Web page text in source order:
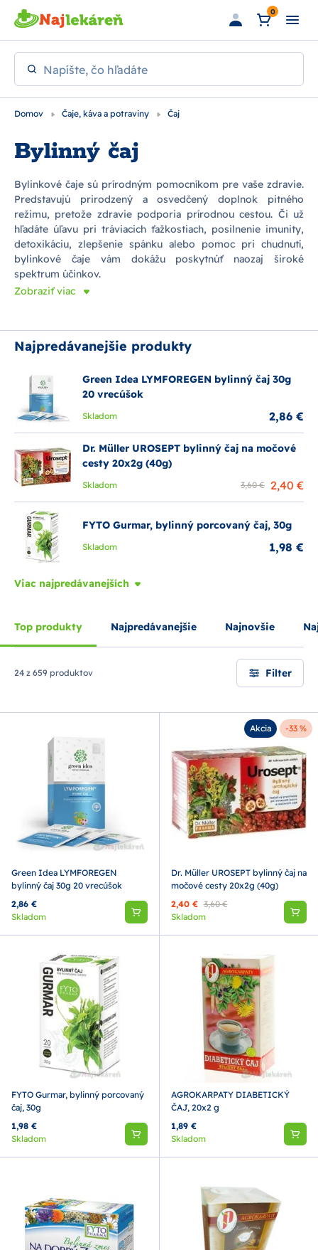
Preskočiť na hlavný obsah 0
Napíšte, čo hľadáte
Domov Čaje, káva a potraviny Čaj
Bylinný čaj
Bylinkové čaje sú prírodným pomocníkom pre vaše zdravie.
Predstavujú prirodzený a osvedčený doplnok pitného
režimu, pretože zdravie podporia prírodnou cestou. Či už
hľadáte úľavu pri tráviacich ťažkostiach, posilnenie imunity,
detoxikáciu, zlepšenie spánku alebo pomoc pri chudnutí,
bylinkové čaje vám dokážu poskytnúť naozaj široké
spektrum účinkov.
Zobraziť viac
Najpredávanejšie produkty
Green Idea LYMFOREGEN bylinný čaj 30g
20 vrecúšok
Skladom 2,86 €
Dr. Müller UROSEPT bylinný čaj na močové
cesty 20x2g (40g)
Skladom 3,60 € 2,40 €
FYTO Gurmar, bylinný porcovaný čaj, 30g
Skladom 1,98 €
Viac najpredávanejších
Top produkty Najpredávanejšie Najnovšie
24 z 659 produktov Filter
Green Idea LYMFOREGEN
bylinný čaj 30g 20 vrecúšok
2,86 €
Skladom
Akcia -33 %
Dr. Müller UROSEPT bylinný čaj na
močové cesty 20x2g (40g)
2,40 € 3,60 €
Skladom
FYTO Gurmar, bylinný porcovaný
čaj, 30g
1,98 €
Skladom
AGROKARPATY DIABETICKÝ
ČAJ, 20x2 g
1,89 €
Skladom